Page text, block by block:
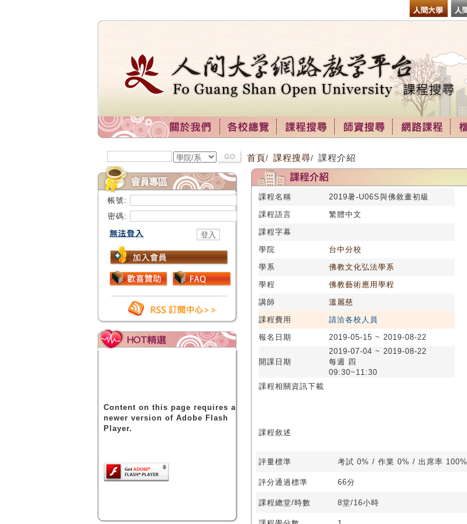
帳號:
密碼:
Content on this page requires a
newer version of Adobe Flash
Player.
首頁/ 課程搜尋/ 課程介紹
課程名稱
2019暑-U06S與佛敘畫初級
課程語言
繁體中文
課程字幕
學院
台中分校
學系
佛教文化弘法學系
學程
佛教藝術應用學程
講師
溫麗慈
課程費用
請洽各校人員
報名日期
2019-05-15 ~ 2019-08-22
開課日期
2019-07-04 ~ 2019-08-22
每週 四
09:30~11:30
課程相關資訊下載
課程敘述
評量標準 考試 0% / 作業 0% / 出席率 100%
評分通過標準 66分
課程總堂/時數 8堂/16小時